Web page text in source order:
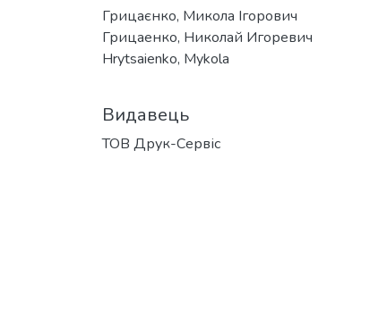
Грицаєнко, Микола Ігорович
Грицаенко, Николай Игоревич
Hrytsaienko, Mykola
Видавець
ТОВ Друк-Сервіс